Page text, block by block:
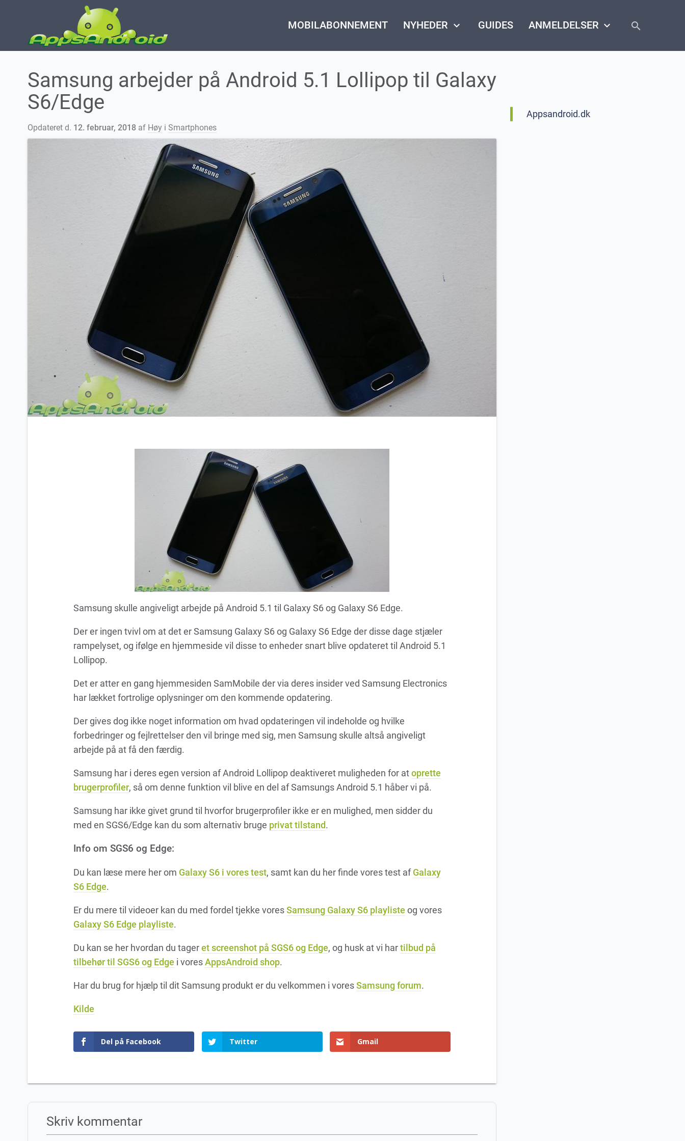
MOBILABONNEMENT NYHEDER keyboard_arrow_down GUIDES ANMELDELSER keyboard_arrow_down search
close
Samsung arbejder på Android 5.1 Lollipop til Galaxy
S6/Edge
Opdateret d. 12. februar, 2018af Høyi Smartphones
Samsung skulle angiveligt arbejde på Android 5.1 til Galaxy S6 og Galaxy S6 Edge.
Der er ingen tvivl om at det er Samsung Galaxy S6 og Galaxy S6 Edge der disse dage stjæler
rampelyset, og ifølge en hjemmeside vil disse to enheder snart blive opdateret til Android 5.1
Lollipop.
Det er atter en gang hjemmesiden SamMobile der via deres insider ved Samsung Electronics
har lækket fortrolige oplysninger om den kommende opdatering.
Der gives dog ikke noget information om hvad opdateringen vil indeholde og hvilke
forbedringer og fejlrettelser den vil bringe med sig, men Samsung skulle altså angiveligt
arbejde på at få den færdig.
Samsung har i deres egen version af Android Lollipop deaktiveret muligheden for atoprette
brugerprofiler, så om denne funktion vil blive en del af Samsungs Android 5.1 håber vi på.
Samsung har ikke givet grund til hvorfor brugerprofiler ikke er en mulighed, men sidder du
med en SGS6/Edge kan du som alternativ bruge privat tilstand.
Info om SGS6 og Edge:
Du kan læse mere her om Galaxy S6 i vores test, samt kan du her finde vores test afGalaxy
S6 Edge.
Er du mere til videoer kan du med fordel tjekke voresSamsung Galaxy S6 playliste og vores
Galaxy S6 Edge playliste.
Du kan se her hvordan du tageret screenshot på SGS6 og Edge, og husk at vi hartilbud på
tilbehør til SGS6 og Edge i voresAppsAndroid shop.
Har du brug for hjælp til dit Samsung produkt er du velkommen i voresSamsung forum.
Kilde
Del på Facebook Twitter Gmail
Skriv kommentar
Appsandroid.dk